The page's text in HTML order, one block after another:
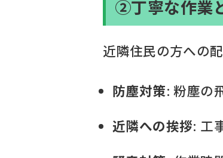
②丁寧な作業
近隣住民の方への
防塵対策: 粉塵の
近隣への挨拶: 工